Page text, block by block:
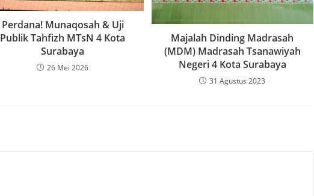
Perdana! Munaqosah & Uji
Publik Tahfizh MTsN 4 Kota
Surabaya
26 Mei 2026
Majalah Dinding Madrasah
(MDM) Madrasah Tsanawiyah
Negeri 4 Kota Surabaya
31 Agustus 2023